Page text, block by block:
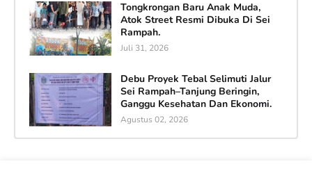
Tongkrongan Baru Anak Muda,
Atok Street Resmi Dibuka Di Sei
Rampah.
Juli 31, 2026
Debu Proyek Tebal Selimuti Jalur
Sei Rampah–Tanjung Beringin,
Ganggu Kesehatan Dan Ekonomi.
Agustus 02, 2026